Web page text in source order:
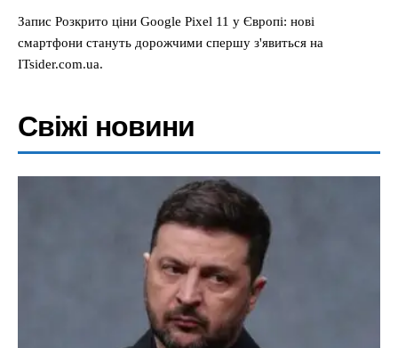
Запис Розкрито ціни Google Pixel 11 у Європі: нові
смартфони стануть дорожчими спершу з'явиться на
ITsider.com.ua.
Свіжі новини